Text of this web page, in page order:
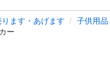
ります・あげます 子供用品
ー